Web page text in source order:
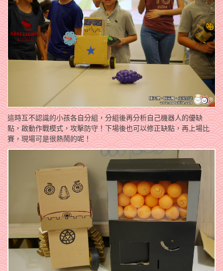
這時互不認識的小孩各自分組，分組後再分析自己機器人的優缺
點，啟動作戰模式，攻擊防守！下場後也可以修正缺點，再上場比
賽，現場可是很熱鬧的呢！